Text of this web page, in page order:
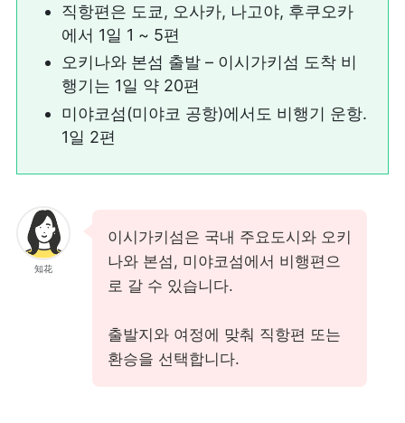
직항편은 도쿄, 오사카, 나고야, 후쿠오카
에서 1일 1 ~ 5편
오키나와 본섬 출발 – 이시가키섬 도착 비
행기는 1일 약 20편
미야코섬(미야코 공항)에서도 비행기 운항.
1일 2편
知花
이시가키섬은 국내 주요도시와 오키
나와 본섬, 미야코섬에서 비행편으
로 갈 수 있습니다.
출발지와 여정에 맞춰 직항편 또는
환승을 선택합니다.